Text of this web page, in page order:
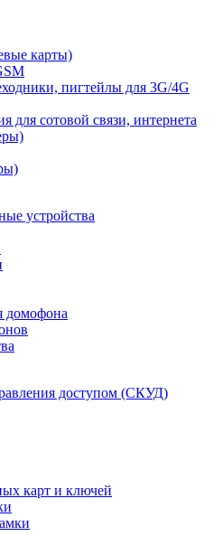
карты)
пигтейлы для 3G/4G
для сотовой связи, интернета
устройства
домофона
доступом (СКУД)
карт и ключей